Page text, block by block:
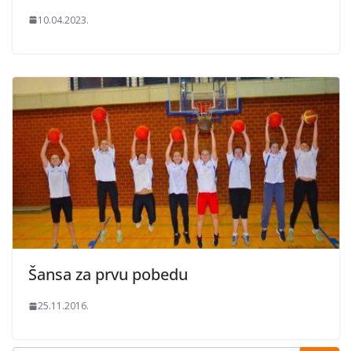
10.04.2023.
Šansa za prvu pobedu
25.11.2016.